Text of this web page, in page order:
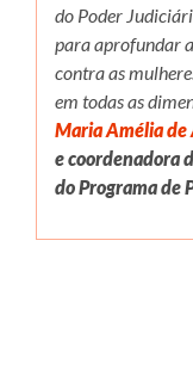
do Poder
para aprofundar
contra as
em todas as
Maria Amélia de
e coordenadora
do Programa de